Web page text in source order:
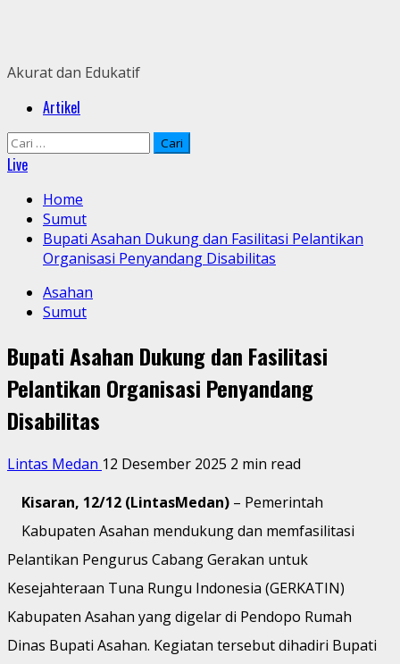
Akurat dan Edukatif
PrimaryArtikel
Cari
untuk:
Live
Home
Sumut
Bupati Asahan Dukung dan Fasilitasi Pelantikan
Organisasi Penyandang Disabilitas
Asahan
Sumut
Bupati Asahan Dukung dan Fasilitasi
Pelantikan Organisasi Penyandang
Disabilitas
Lintas Medan 12 Desember 2025 2 min read
Kisaran, 12/12 (LintasMedan) – Pemerintah
Kabupaten Asahan mendukung dan memfasilitasi
Pelantikan Pengurus Cabang Gerakan untuk
Kesejahteraan Tuna Rungu Indonesia (GERKATIN)
Kabupaten Asahan yang digelar di Pendopo Rumah
Dinas Bupati Asahan. Kegiatan tersebut dihadiri Bupati